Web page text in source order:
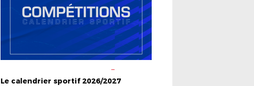
Le calendrier sportif 2026/2027